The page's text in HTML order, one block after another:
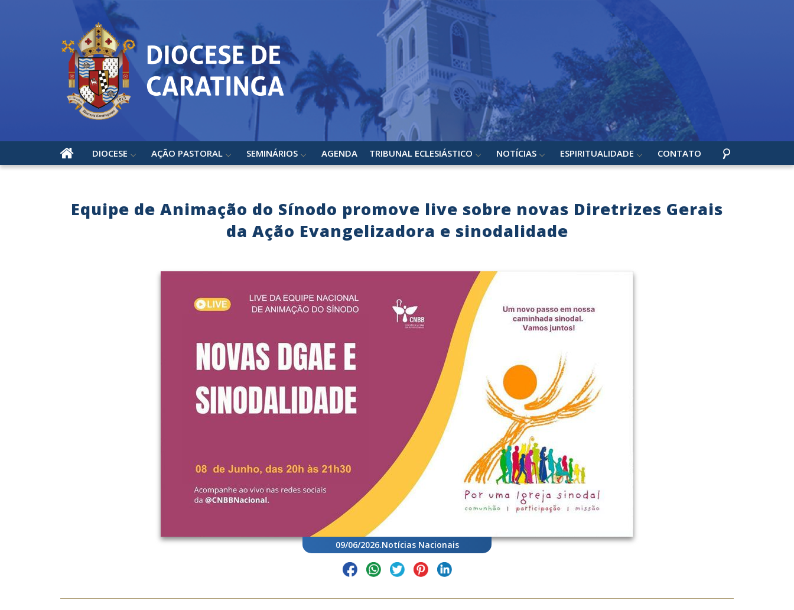
DIOCESE AÇÃO PASTORAL SEMINÁRIOS AGENDA TRIBUNAL ECLESIÁSTICO NOTÍCIAS ESPIRITUALIDADE CONTATO
Equipe de Animação do Sínodo promove live sobre novas Diretrizes Gerais
da Ação Evangelizadora e sinodalidade
09/06/2026.Notícias Nacionais